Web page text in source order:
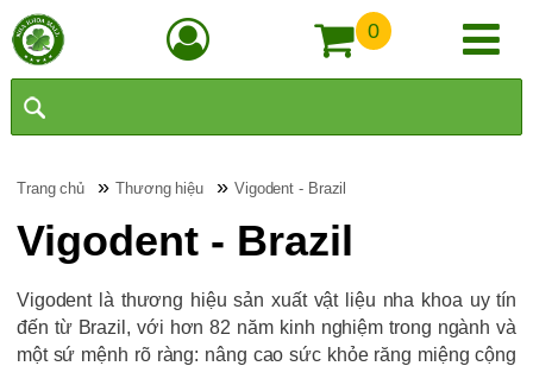
0
Trang chủ »Thương hiệu » Vigodent - Brazil
Vigodent - Brazil
Vigodent là thương hiệu sản xuất vật liệu nha khoa uy tín
đến từ Brazil, với hơn 82 năm kinh nghiệm trong ngành và
một sứ mệnh rõ ràng: nâng cao sức khỏe răng miệng cộng